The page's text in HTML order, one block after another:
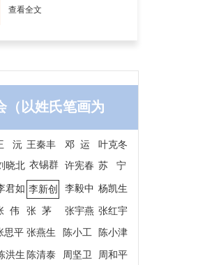
查看全文
（以姓氏笔画为
沅 邓 运
杨凯生
陈小津
君如
张燕生
张宇燕
苏 宁
王秦丰
叶克冬
晓北
张红宇
李毅中
许宪春
张 茅
思平 陈小工
陈清泰 周坚卫 周和平
李新创
伟
洪生
衣锡群